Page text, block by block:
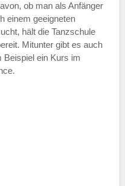
ob man als Anfänger
einem geeigneten
hält die Tanzschule
Mitunter gibt es auch
Beispiel ein Kurs im